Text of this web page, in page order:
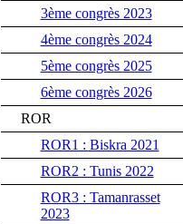
3ème congrès 2023
4ème congrès 2024
5ème congrès 2025
6ème congrès 2026
ROR
ROR1 : Biskra 2021
ROR2 : Tunis 2022
ROR3 : Tamanrasset
2023